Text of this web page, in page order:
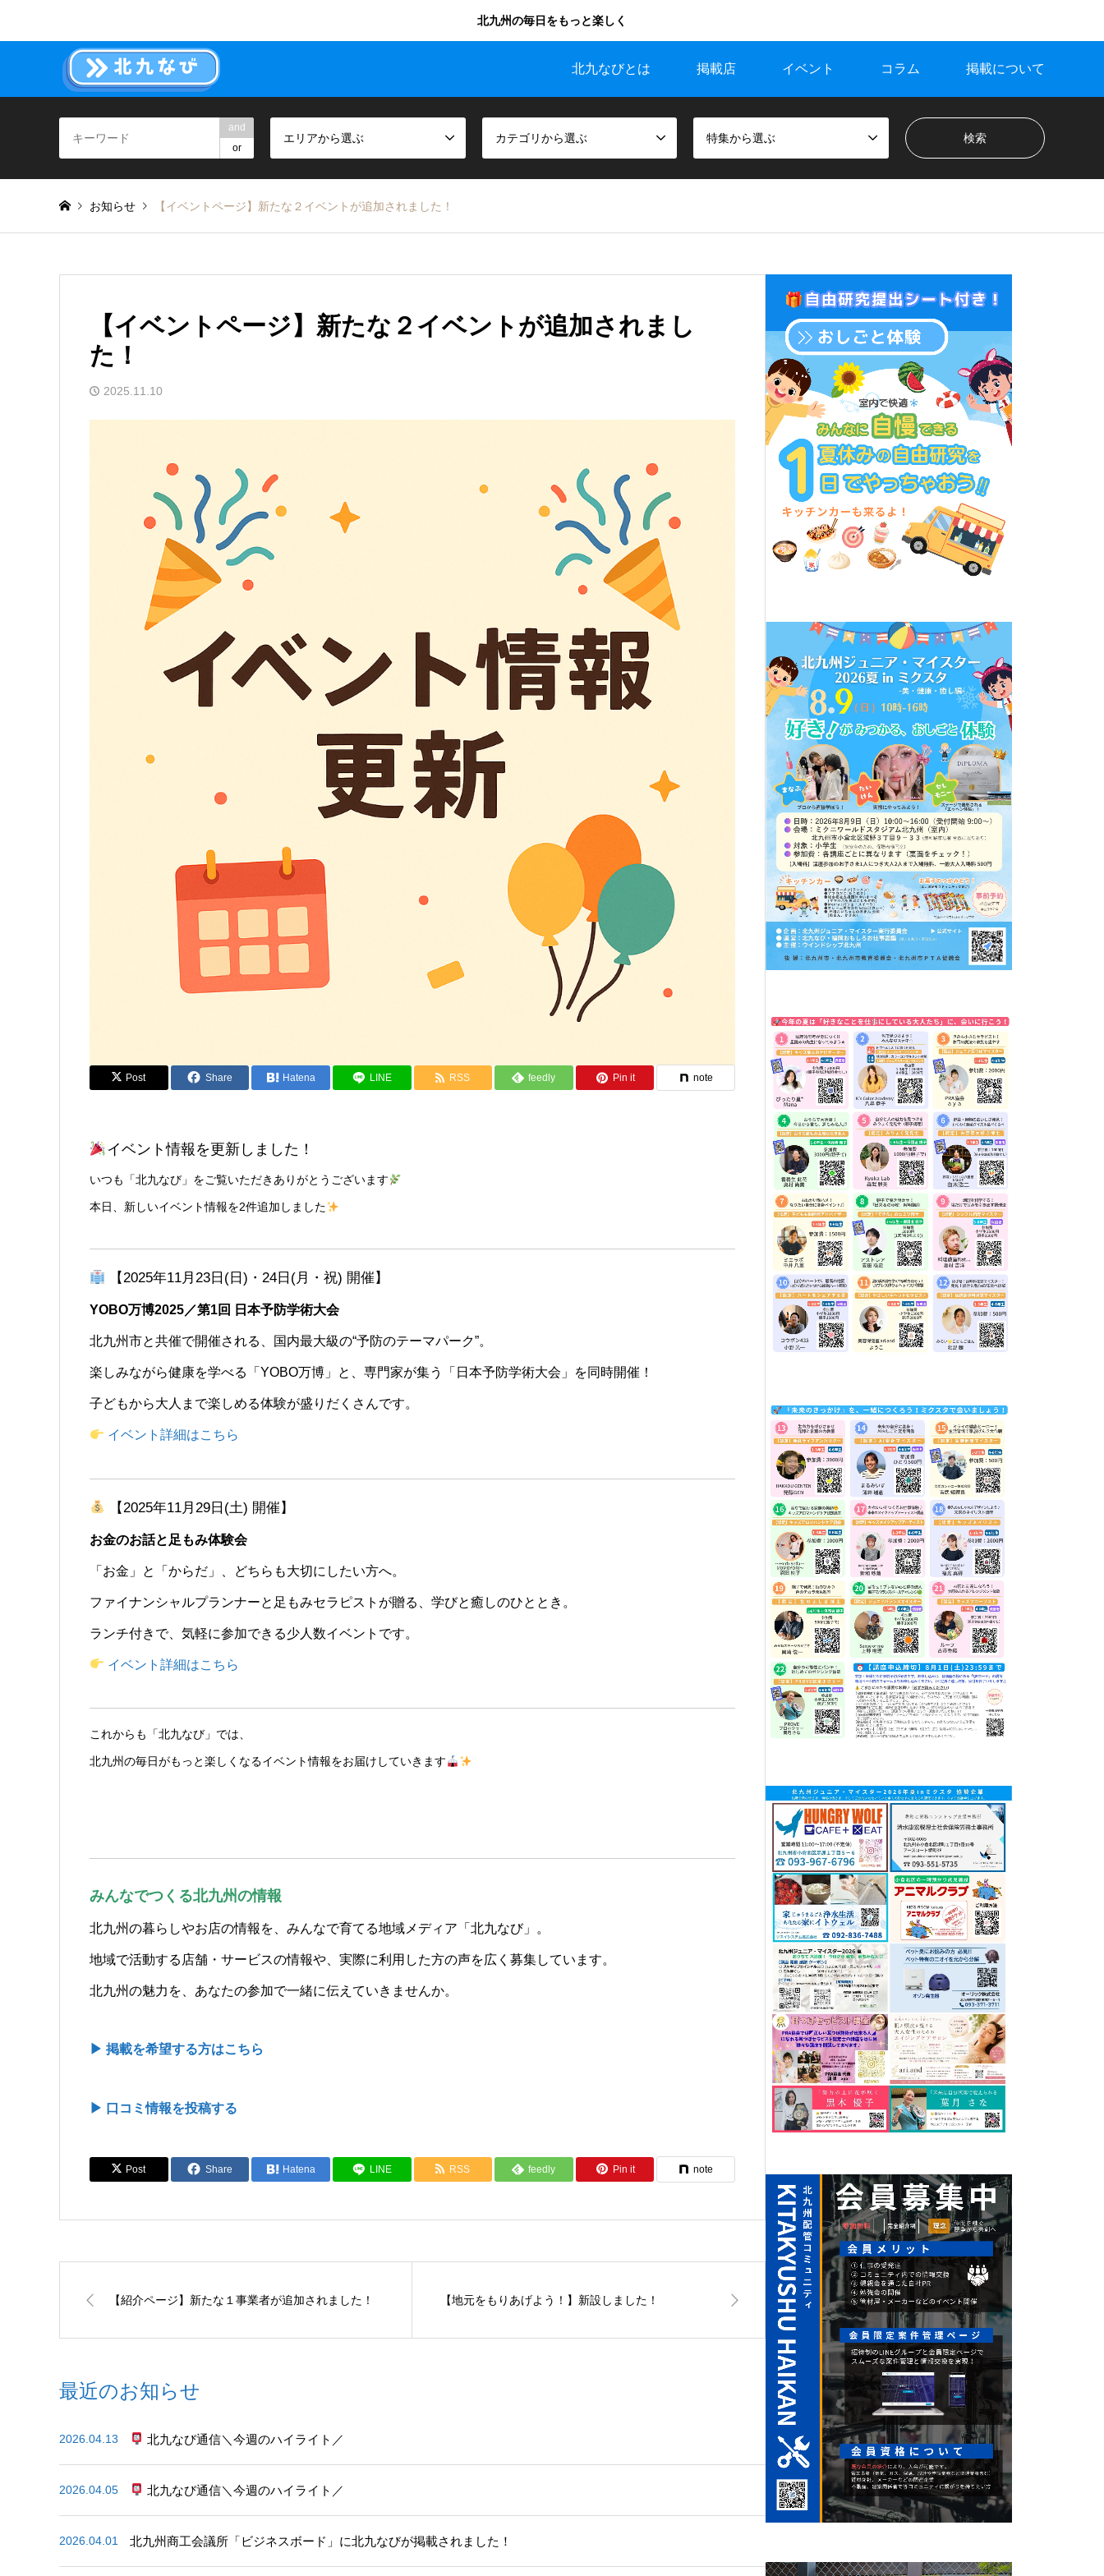
北九州の毎日をもっと楽しく
北九なびとは 掲載店 イベント コラム 掲載について
and
or
エリアから選ぶ カテゴリから選ぶ 特集から選ぶ
お知らせ 【イベントページ】新たな２イベントが追加されました！
【イベントページ】新たな２イベントが追加されまし
た！
2025.11.10
Post Share Hatena LINE RSS feedly Pin it note
イベント情報を更新しました！
いつも「北九なび」をご覧いただきありがとうございます
本日、新しいイベント情報を2件追加しました
【2025年11月23日(日)・24日(月・祝) 開催】
YOBO万博2025／第1回 日本予防学術大会
北九州市と共催で開催される、国内最大級の“予防のテーマパーク”。
楽しみながら健康を学べる「YOBO万博」と、専門家が集う「日本予防学術大会」を同時開催！
子どもから大人まで楽しめる体験が盛りだくさんです。
イベント詳細はこちら
【2025年11月29日(土) 開催】
お金のお話と足もみ体験会
「お金」と「からだ」、どちらも大切にしたい方へ。
ファイナンシャルプランナーと足もみセラピストが贈る、学びと癒しのひととき。
ランチ付きで、気軽に参加できる少人数イベントです。
イベント詳細はこちら
これからも「北九なび」では、
北九州の毎日がもっと楽しくなるイベント情報をお届けしていきます
みんなでつくる北九州の情報
北九州の暮らしやお店の情報を、みんなで育てる地域メディア「北九なび」。
地域で活動する店舗・サービスの情報や、実際に利用した方の声を広く募集しています。
北九州の魅力を、あなたの参加で一緒に伝えていきませんか。
▶ 掲載を希望する方はこちら
▶ 口コミ情報を投稿する
Post Share Hatena LINE RSS feedly Pin it note
【紹介ページ】新たな１事業者が追加されました！ 【地元をもりあげよう！】新設しました！
最近のお知らせ
2026.04.13 北九なび通信＼今週のハイライト／
2026.04.05 北九なび通信＼今週のハイライト／
2026.04.01 北九州商工会議所「ビジネスボード」に北九なびが掲載されました！